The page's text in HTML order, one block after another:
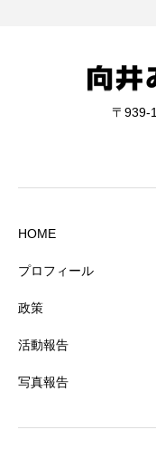
〒939-
HOME
プロフィール
政策
活動報告
写真報告